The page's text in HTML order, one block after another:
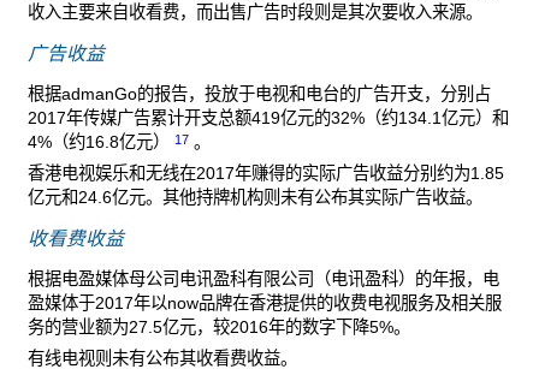
收入主要来自收看费，而出售广告时段则是其次要收入来源。
广告收益
根据admanGo的报告，投放于电视和电台的广告开支，分别占
2017年传媒广告累计开支总额419亿元的32%（约134.1亿元）和
4%（约16.8亿元）
17 。
香港电视娱乐和无线在2017年赚得的实际广告收益分别约为1.85
亿元和24.6亿元。其他持牌机构则未有公布其实际广告收益。
收看费收益
根据电盈媒体母公司电讯盈科有限公司（电讯盈科）的年报，电
盈媒体于2017年以now品牌在香港提供的收费电视服务及相关服
务的营业额为27.5亿元，较2016年的数字下降5%。
有线电视则未有公布其收看费收益。